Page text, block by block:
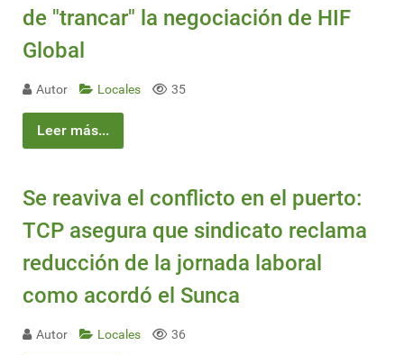
de "trancar" la negociación de HIF
Global
Autor Locales 35
Leer más...
Se reaviva el conflicto en el puerto:
TCP asegura que sindicato reclama
reducción de la jornada laboral
como acordó el Sunca
Autor Locales 36